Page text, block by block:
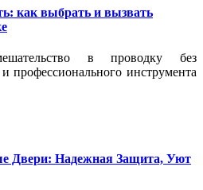
как выбрать и вызвать
в проводку без
профессионального инструмента
Двери: Надежная Защита, Уют